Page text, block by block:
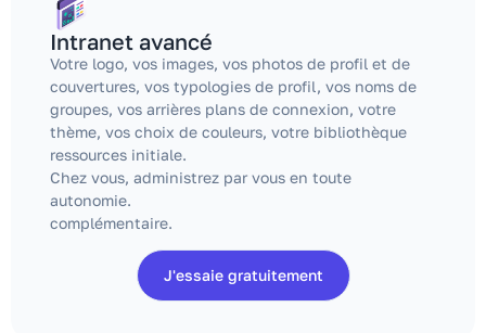
Intranet avancé
Votre logo, vos images, vos photos de profil et de
couvertures, vos typologies de profil, vos noms de
groupes, vos arrières plans de connexion, votre
thème, vos choix de couleurs, votre bibliothèque
ressources initiale.
Chez vous, administrez par vous en toute
autonomie.
complémentaire.
J'essaie gratuitement